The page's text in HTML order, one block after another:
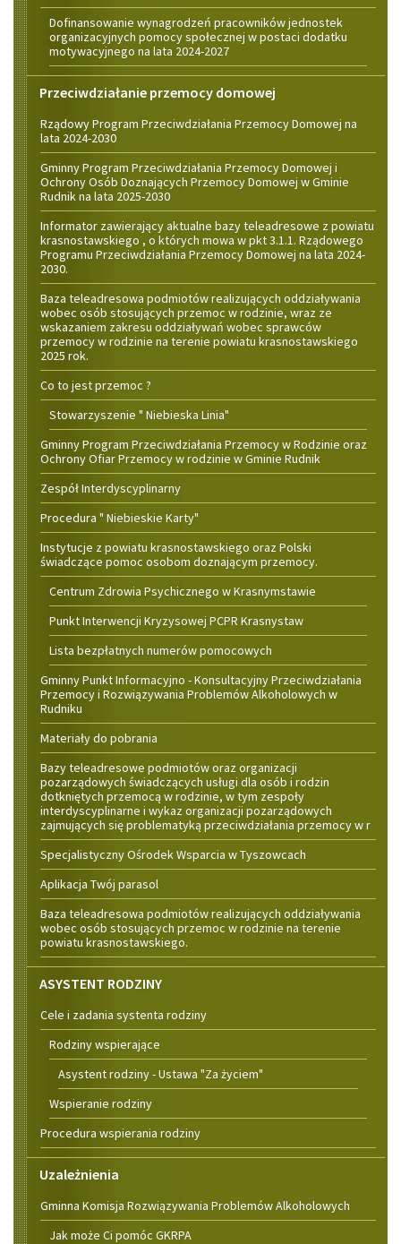
Dofinansowanie wynagrodzeń pracowników jednostek
organizacyjnych pomocy społecznej w postaci dodatku
motywacyjnego na lata 2024-2027
Przeciwdziałanie przemocy domowej
Rządowy Program Przeciwdziałania Przemocy Domowej na
lata 2024-2030
Gminny Program Przeciwdziałania Przemocy Domowej i
Ochrony Osób Doznających Przemocy Domowej w Gminie
Rudnik na lata 2025-2030
Informator zawierający aktualne bazy teleadresowe z powiatu
krasnostawskiego , o których mowa w pkt 3.1.1. Rządowego
Programu Przeciwdziałania Przemocy Domowej na lata 2024-
2030.
Baza teleadresowa podmiotów realizujących oddziaływania
wobec osób stosujących przemoc w rodzinie, wraz ze
wskazaniem zakresu oddziaływań wobec sprawców
przemocy w rodzinie na terenie powiatu krasnostawskiego
2025 rok.
Co to jest przemoc ?
Stowarzyszenie " Niebieska Linia"
Gminny Program Przeciwdziałania Przemocy w Rodzinie oraz
Ochrony Ofiar Przemocy w rodzinie w Gminie Rudnik
Zespół Interdyscyplinarny
Procedura " Niebieskie Karty"
Instytucje z powiatu krasnostawskiego oraz Polski
świadczące pomoc osobom doznającym przemocy.
Centrum Zdrowia Psychicznego w Krasnymstawie
Punkt Interwencji Kryzysowej PCPR Krasnystaw
Lista bezpłatnych numerów pomocowych
Gminny Punkt Informacyjno - Konsultacyjny Przeciwdziałania
Przemocy i Rozwiązywania Problemów Alkoholowych w
Rudniku
Materiały do pobrania
Bazy teleadresowe podmiotów oraz organizacji
pozarządowych świadczących usługi dla osób i rodzin
dotkniętych przemocą w rodzinie, w tym zespoły
interdyscyplinarne i wykaz organizacji pozarządowych
zajmujących się problematyką przeciwdziałania przemocy w r
Specjalistyczny Ośrodek Wsparcia w Tyszowcach
Aplikacja Twój parasol
Baza teleadresowa podmiotów realizujących oddziaływania
wobec osób stosujących przemoc w rodzinie na terenie
powiatu krasnostawskiego.
ASYSTENT RODZINY
Cele i zadania systenta rodziny
Rodziny wspierające
Asystent rodziny - Ustawa "Za życiem"
Wspieranie rodziny
Procedura wspierania rodziny
Uzależnienia
Gminna Komisja Rozwiązywania Problemów Alkoholowych
Jak może Ci pomóc GKRPA